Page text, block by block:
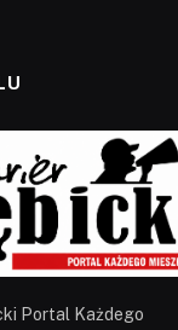
Portal Każdego